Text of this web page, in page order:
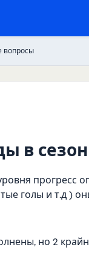
вопросы
в
прогресс
голы и т.д )
но 2